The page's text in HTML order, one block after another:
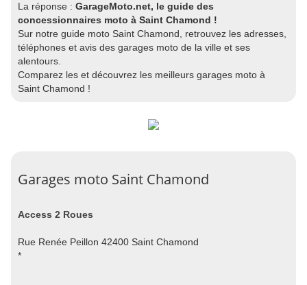
La réponse : GarageMoto.net, le guide des
concessionnaires moto à Saint Chamond !
Sur notre guide moto Saint Chamond, retrouvez les adresses,
téléphones et avis des garages moto de la ville et ses
alentours.
Comparez les et découvrez les meilleurs garages moto à
Saint Chamond !
Garages moto Saint Chamond
Access 2 Roues
Rue Renée Peillon 42400 Saint Chamond
*